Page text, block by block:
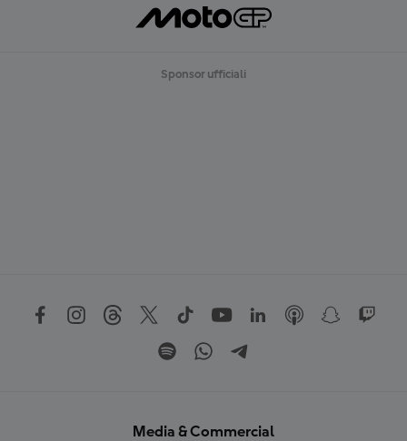
Sponsor ufficiali
Media & Commercial